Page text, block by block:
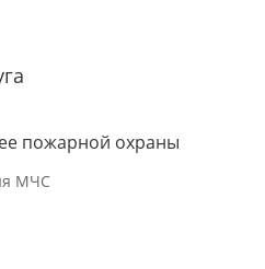
пожарной охраны
МЧС